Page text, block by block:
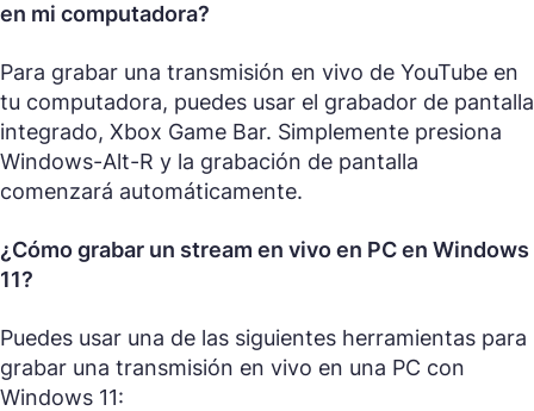
en mi computadora?
Para grabar una transmisión en vivo de YouTube en
tu computadora, puedes usar el grabador de pantalla
integrado, Xbox Game Bar. Simplemente presiona
Windows-Alt-R y la grabación de pantalla
comenzará automáticamente.
¿Cómo grabar un stream en vivo en PC en Windows
11?
Puedes usar una de las siguientes herramientas para
grabar una transmisión en vivo en una PC con
Windows 11: